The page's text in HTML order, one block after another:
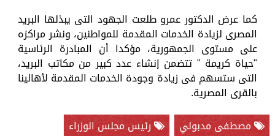
كما عرض الدكتور عمرو طلعت الجهود التى يبذلها البريد
المصرى لزيادة الخدمات المقدمة للمواطنين، ونشر مراكزه
على مستوى الجمهورية، مؤكدا أن المبادرة الرئاسية
"حياة كريمة " تتضمن إنشاء عدد كبير من مكاتب البريد،
التى ستسهم فى زيادة وجودة الخدمات المقدمة لأهالينا
بالقرى المصرية.
مصطفى مدبولي
رئيس مجلس الوزراء